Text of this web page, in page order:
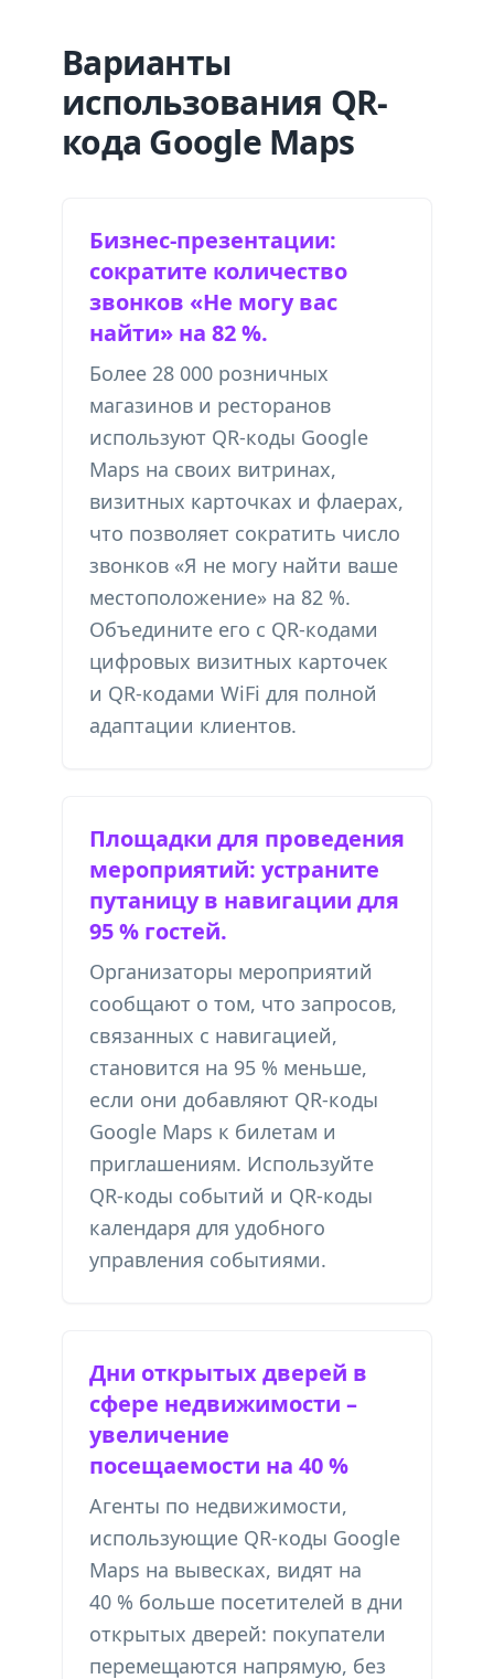
Варианты
использования QR-
кода Google Maps
Бизнес-презентации:
сократите количество
звонков «Не могу вас
найти» на 82 %.
Более 28 000 розничных
магазинов и ресторанов
используют QR-коды Google
Maps на своих витринах,
визитных карточках и флаерах,
что позволяет сократить число
звонков «Я не могу найти ваше
местоположение» на 82 %.
Объедините его с QR-кодами
цифровых визитных карточек
и QR-кодами WiFi для полной
адаптации клиентов.
Площадки для проведения
мероприятий: устраните
путаницу в навигации для
95 % гостей.
Организаторы мероприятий
сообщают о том, что запросов,
связанных с навигацией,
становится на 95 % меньше,
если они добавляют QR-коды
Google Maps к билетам и
приглашениям. Используйте
QR-коды событий и QR-коды
календаря для удобного
управления событиями.
Дни открытых дверей в
сфере недвижимости –
увеличение
посещаемости на 40 %
Агенты по недвижимости,
использующие QR-коды Google
Maps на вывесках, видят на
40 % больше посетителей в дни
открытых дверей: покупатели
перемещаются напрямую, без